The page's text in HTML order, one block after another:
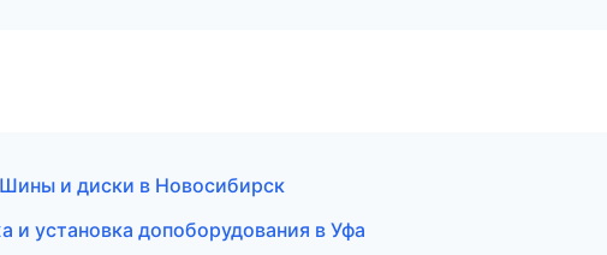
и диски в Новосибирск
установка допоборудования в Уфа